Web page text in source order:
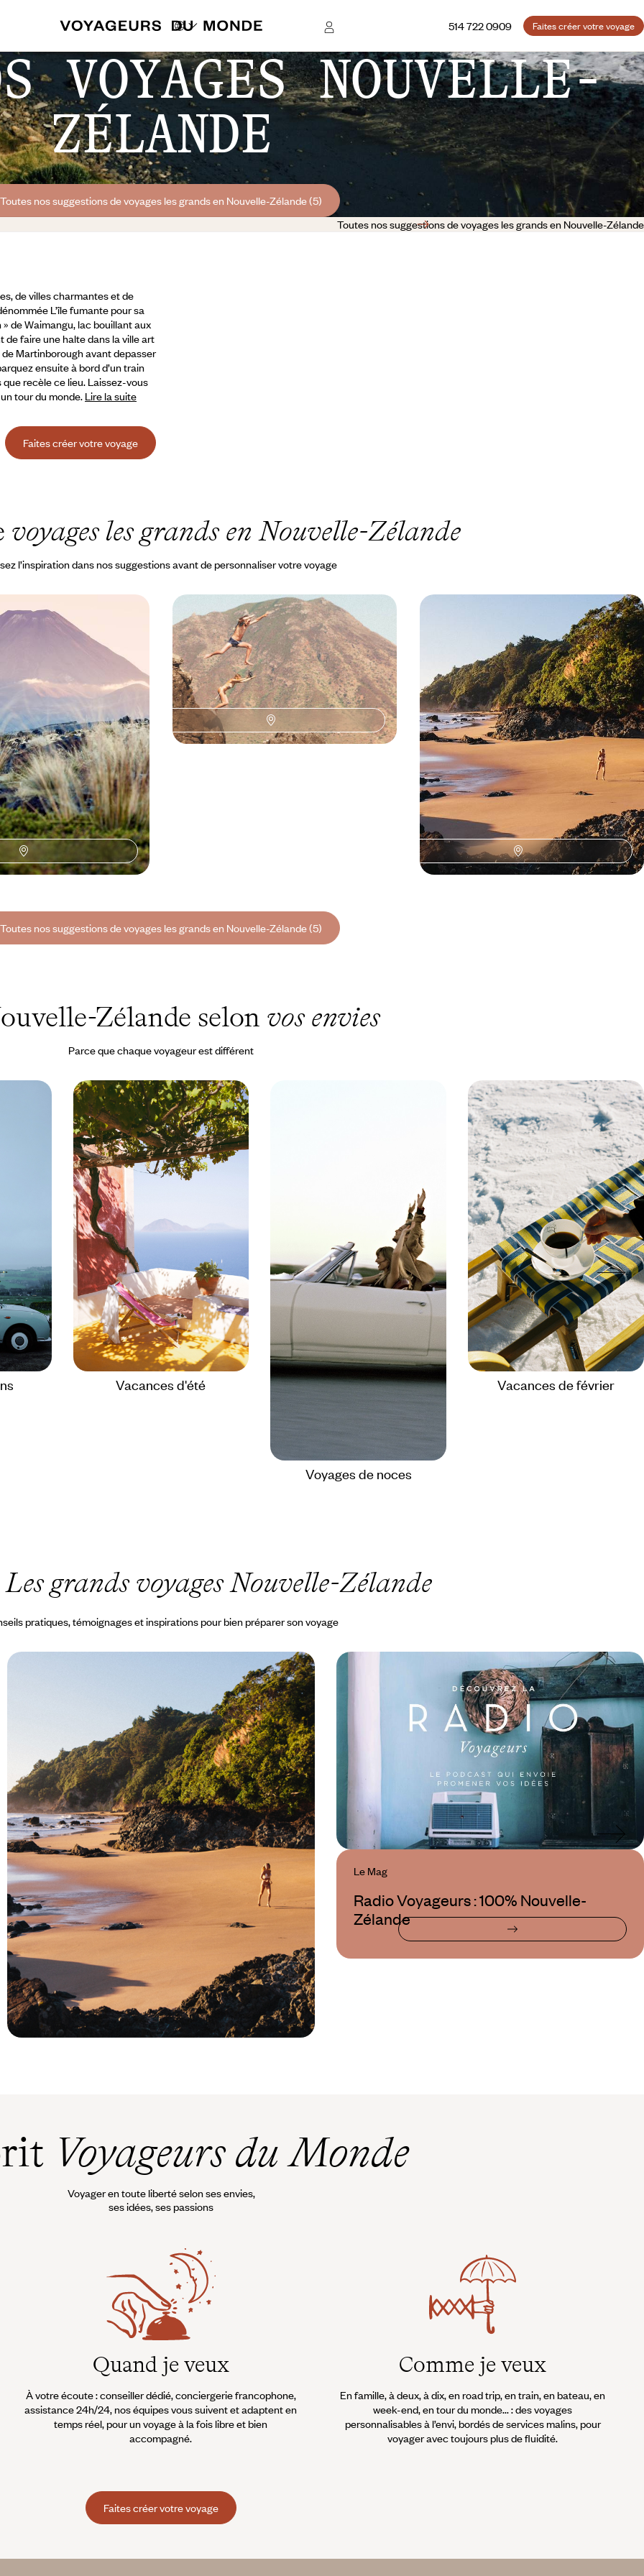
514 722 0909 Faites créer votre voyage
VOYAGES NOUVELLE-
ZÉLANDE
Toutes nos suggestions de voyages les grands en Nouvelle-Zélande (5)
Toutes nos suggestions de voyages les grands en Nouvelle-Zélande
de villes charmantes et de
L’île fumante pour sa
de Waimangu, lac bouillant aux
de faire une halte dans la ville art
Martinborough avant depasser
ensuite à bord d’un train
recèle ce lieu. Laissez-vous
tour du monde. Lire la suite
Faites créer votre voyage
voyages les grands en Nouvelle-Zélande
l’inspiration dans nos suggestions avant de personnaliser votre voyage
- De la
aux îles Fidji
associer la puissance des
à la caresse des îles Fidji
9200 $ CA
À deux, d'une île à l'autre - Le grand
tour de Nouvelle-Zélande
Du sud au nord, main dans la main, un périple
XXL pour ne pas perdre une miette de la
Nouvelle-Zélande
22 jours, de 8800 à 11400 $ CA
Nouvelle-Zélande et Îles Cook - Au
bout du monde… le paradis !
Au fil de l'eau, vivre pleinement le monde kiwi
avant de s’envoler pour une parenthèse
enchantée aux Îles Cook
19 jours, de 11000 à 13200 $ CA
Toutes nos suggestions de voyages les grands en Nouvelle-Zélande (5)
Zélande selon vos envies
Parce que chaque voyageur est différent
Vacances d'été
Voyages de noces
Vacances de février
Les grands voyages Nouvelle-Zélande
pratiques, témoignages et inspirations pour bien préparer son voyage
Le Mag
Radio Voyageurs : 100% Nouvelle-
Zélande
Voyageurs du Monde
Voyager en toute liberté selon ses envies,
ses idées, ses passions
Quand je veux
À votre écoute : conseiller dédié, conciergerie francophone,
assistance 24h/24, nos équipes vous suivent et adaptent en
temps réel, pour un voyage à la fois libre et bien
accompagné.
Comme je veux
En famille, à deux, à dix, en road trip, en train, en bateau, en
week-end, en tour du monde... : des voyages
personnalisables à l’envi, bordés de services malins, pour
voyager avec toujours plus de fluidité.
Faites créer votre voyage